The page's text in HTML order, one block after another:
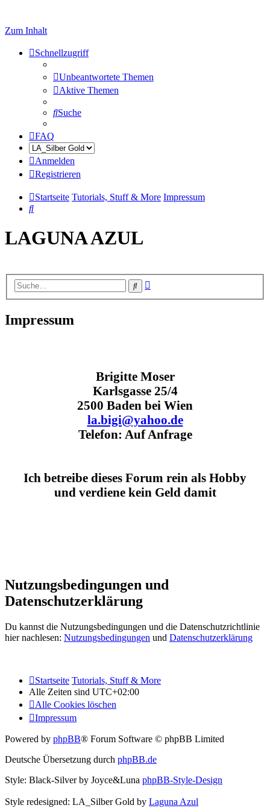
Zum Inhalt
Schnellzugriff
Unbeantwortete Themen
Aktive Themen
Suche
FAQ
Anmelden
Registrieren
Startseite Tutorials, Stuff & More Impressum
Suche
LAGUNA AZUL
Suche
Impressum
Brigitte Moser
Karlsgasse 25/4
2500 Baden bei Wien
la.bigi@yahoo.de
Telefon: Auf Anfrage
Ich betreibe dieses Forum rein als Hobby
und verdiene kein Geld damit
Nutzungsbedingungen und
Datenschutzerklärung
Du kannst die Nutzungsbedingungen und die Datenschutzrichtlinie
hier nachlesen: Nutzungsbedingungen und Datenschutzerklärung
Startseite Tutorials, Stuff & More
Alle Zeiten sind UTC+02:00
Alle Cookies löschen
Impressum
Powered by phpBB® Forum Software © phpBB Limited
Deutsche Übersetzung durch phpBB.de
Style: Black-Silver by Joyce&Luna phpBB-Style-Design
Style redesigned: LA_Silber Gold by Laguna Azul